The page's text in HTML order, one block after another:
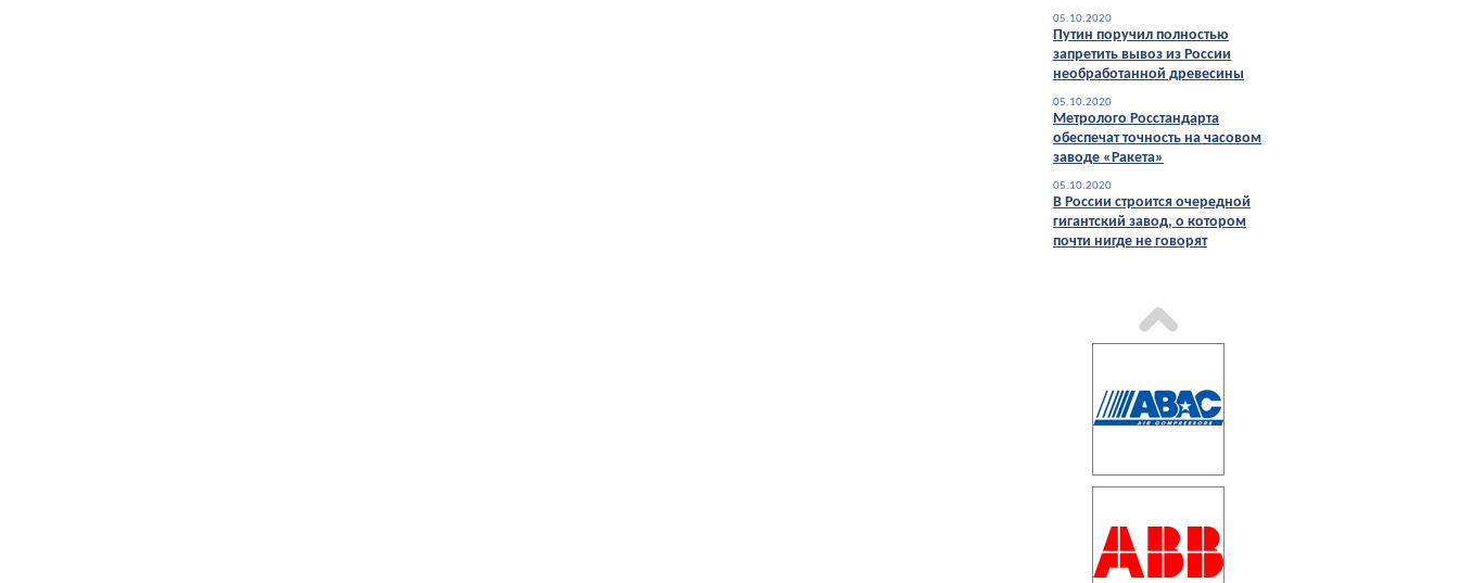
05.10.2020
Путин поручил полностью
запретить вывоз из России
необработанной древесины
05.10.2020
Метролого Росстандарта
обеспечат точность на часовом
заводе «Ракета»
05.10.2020
В России строится очередной
гигантский завод, о котором
почти нигде не говорят